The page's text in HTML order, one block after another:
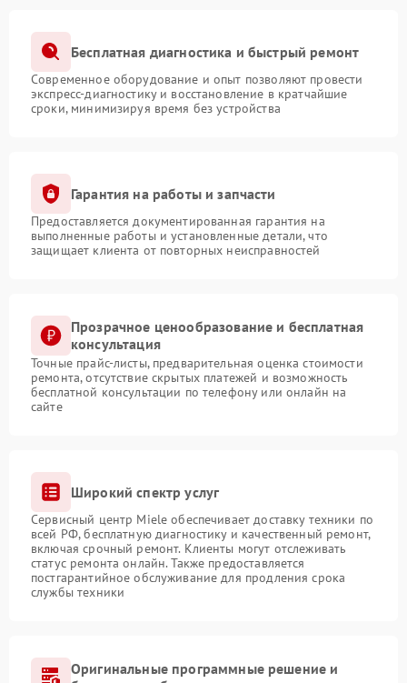
Бесплатная диагностика и быстрый ремонт
Современное оборудование и опыт позволяют провести
экспресс-диагностику и восстановление в кратчайшие
сроки, минимизируя время без устройства
Гарантия на работы и запчасти
Предоставляется документированная гарантия на
выполненные работы и установленные детали, что
защищает клиента от повторных неисправностей
Прозрачное ценообразование и бесплатная
консультация
Точные прайс-листы, предварительная оценка стоимости
ремонта, отсутствие скрытых платежей и возможность
бесплатной консультации по телефону или онлайн на
сайте
Широкий спектр услуг
Сервисный центр Miele обеспечивает доставку техники по
всей РФ, бесплатную диагностику и качественный ремонт,
включая срочный ремонт. Клиенты могут отслеживать
статус ремонта онлайн. Также предоставляется
постгарантийное обслуживание для продления срока
службы техники
Оригинальные программные решение и